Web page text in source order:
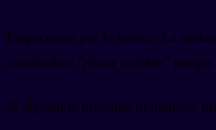
Empecemos por lo básico. La
mundo dice "phone number"
Si alguien te pregunta tu número,